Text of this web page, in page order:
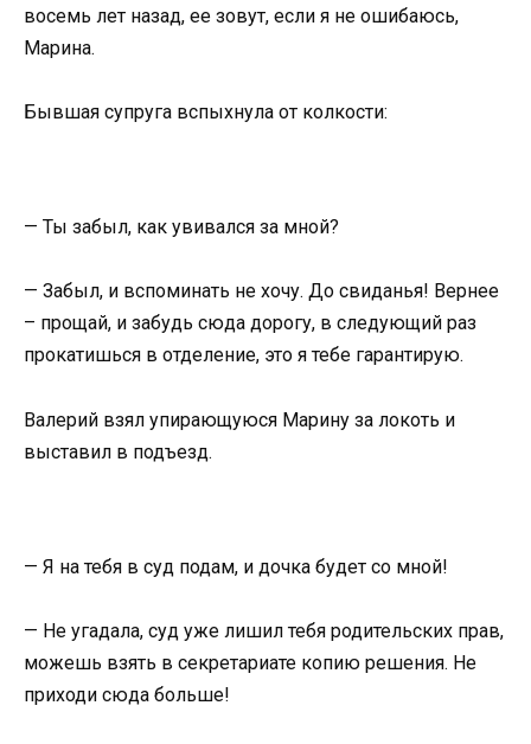
восемь лет назад, ее зовут, если я не ошибаюсь,
Марина.
Бывшая супруга вспыхнула от колкости:
— Ты забыл, как увивался за мной?
— Забыл, и вспоминать не хочу. До свиданья! Вернее
– прощай, и забудь сюда дорогу, в следующий раз
прокатишься в отделение, это я тебе гарантирую.
Валерий взял упирающуюся Марину за локоть и
выставил в подъезд.
— Я на тебя в суд подам, и дочка будет со мной!
— Не угадала, суд уже лишил тебя родительских прав,
можешь взять в секретариате копию решения. Не
приходи сюда больше!